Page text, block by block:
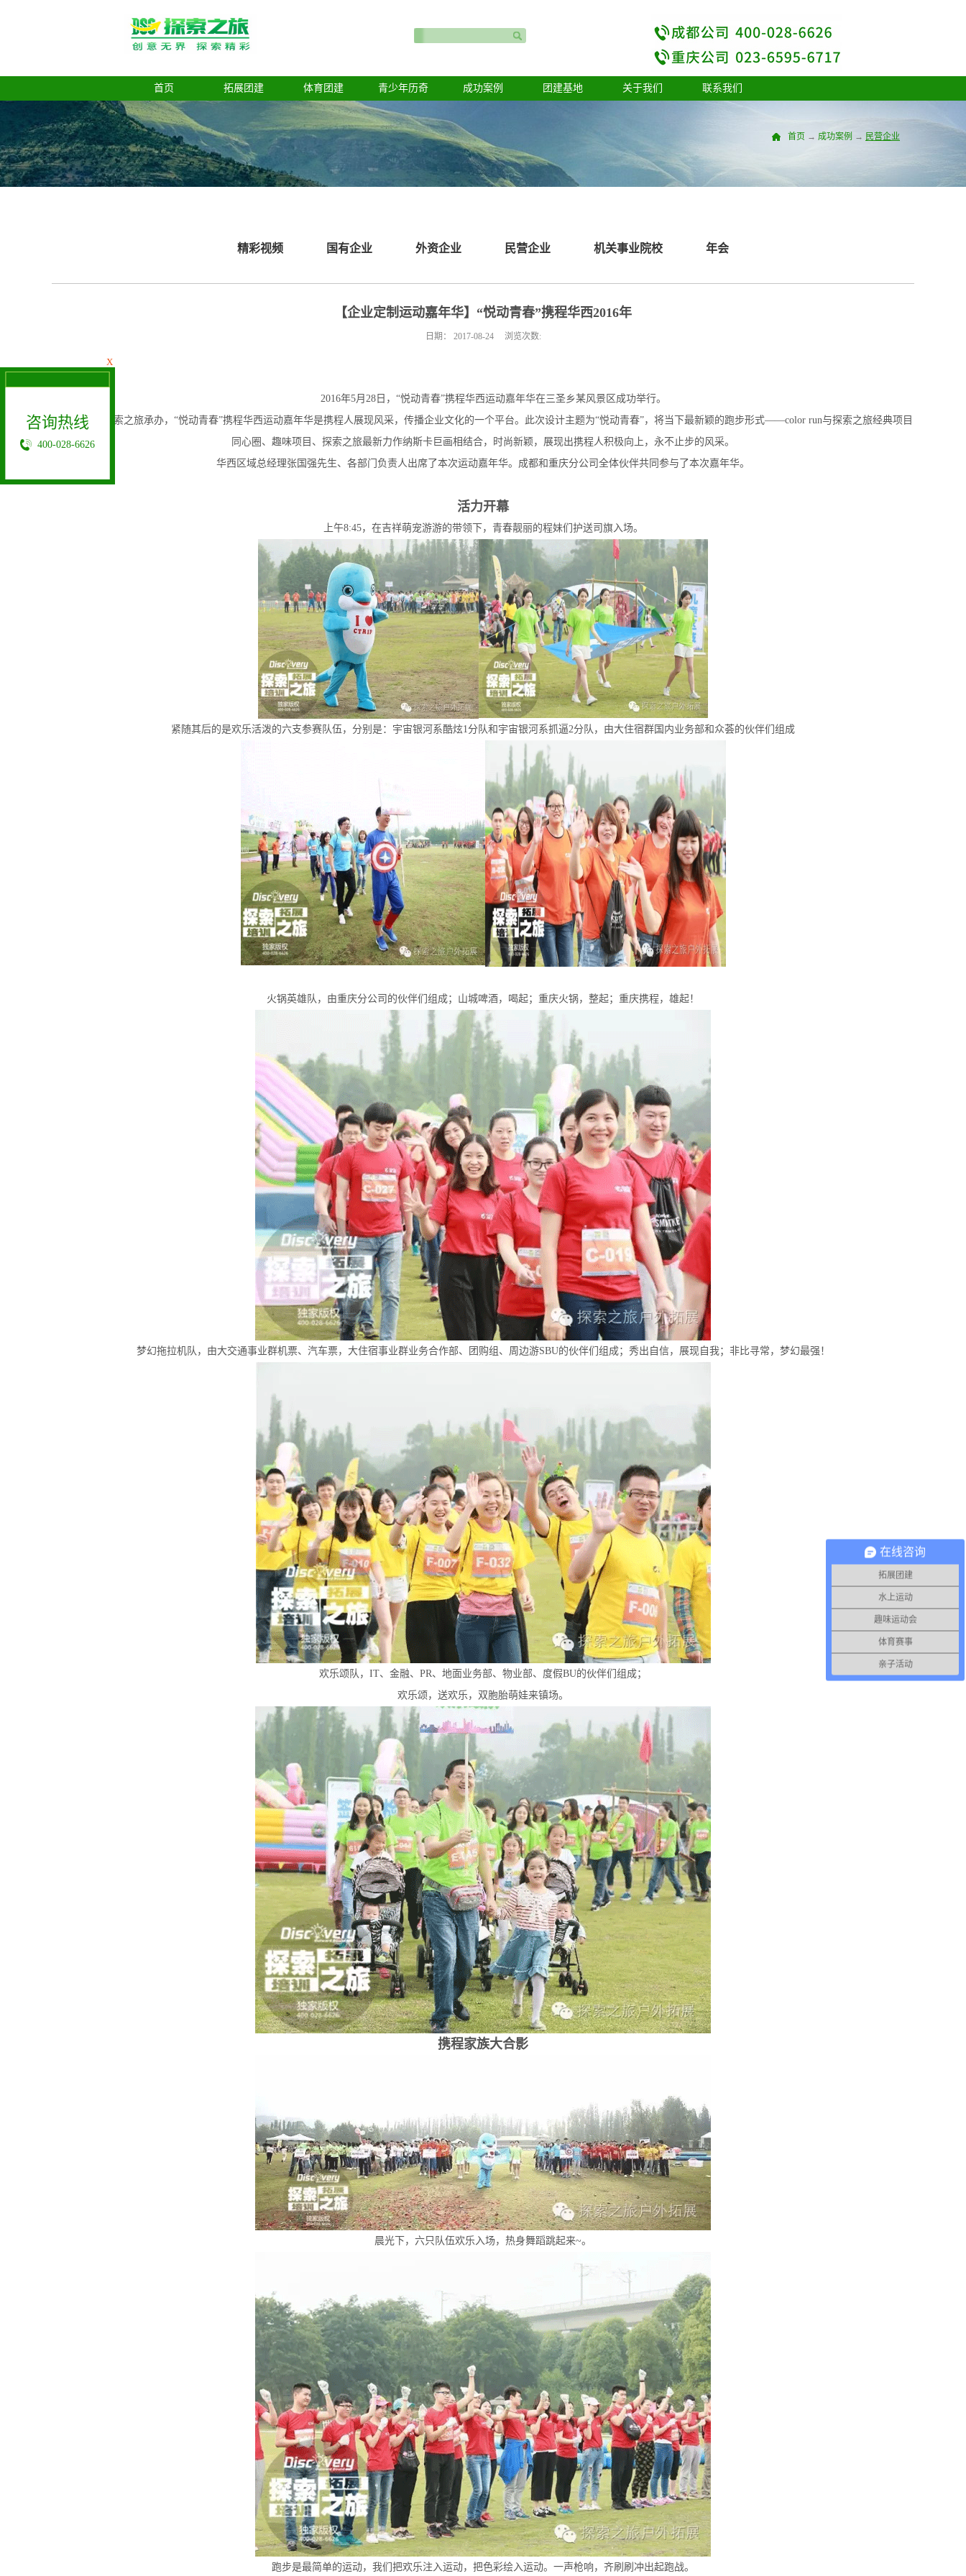
首页 拓展团建 体育团建 青少年历奇 成功案例 团建基地 关于我们 联系我们
首页 → 成功案例 → 民营企业
精彩视频 国有企业 外资企业 民营企业 机关事业院校 年会
【企业定制运动嘉年华】“悦动青春”携程华西2016年
日期： 2017-08-24 浏览次数:
2016年5月28日，“悦动青春”携程华西运动嘉年华在三圣乡某风景区成功举行。
本次活动由探索之旅承办，“悦动青春”携程华西运动嘉年华是携程人展现风采，传播企业文化的一个平台。此次设计主题为“悦动青春”，将当下最新颖的跑步形式——color run与探索之旅经典项目
同心圈、趣味项目、探索之旅最新力作纳斯卡巨画相结合，时尚新颖，展现出携程人积极向上，永不止步的风采。
华西区域总经理张国强先生、各部门负责人出席了本次运动嘉年华。成都和重庆分公司全体伙伴共同参与了本次嘉年华。
活力开幕
上午8:45，在吉祥萌宠游游的带领下，青春靓丽的程妹们护送司旗入场。
紧随其后的是欢乐活泼的六支参赛队伍，分别是：宇宙银河系酷炫1分队和宇宙银河系抓逼2分队，由大住宿群国内业务部和众荟的伙伴们组成
火锅英雄队，由重庆分公司的伙伴们组成；山城啤酒，喝起；重庆火锅，整起；重庆携程，雄起！
梦幻拖拉机队，由大交通事业群机票、汽车票，大住宿事业群业务合作部、团购组、周边游SBU的伙伴们组成；秀出自信，展现自我；非比寻常，梦幻最强！
欢乐颂队，IT、金融、PR、地面业务部、物业部、度假BU的伙伴们组成；
欢乐颂，送欢乐，双胞胎萌娃来镇场。
携程家族大合影
晨光下，六只队伍欢乐入场，热身舞蹈跳起来~。
跑步是最简单的运动，我们把欢乐注入运动，把色彩绘入运动。一声枪响，齐刷刷冲出起跑战。
X
咨询热线
400-028-6626
在线咨询
拓展团建
水上运动
趣味运动会
体育赛事
亲子活动